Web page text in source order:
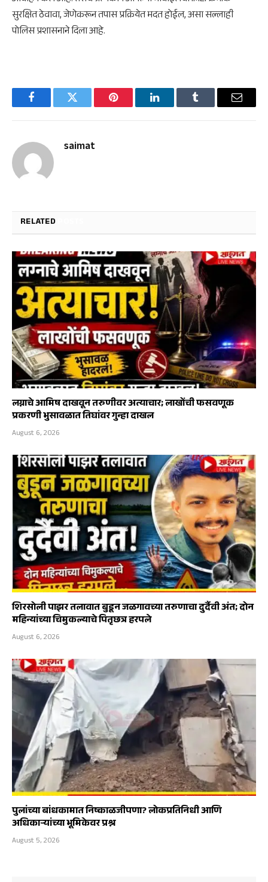
सुरक्षित ठेवावा, जेणेकरून तपास प्रक्रियेत मदत होईल, असा सल्लाही
पोलिस प्रशासनाने दिला आहे.
FacebookTwitter Pinterest LinkedInTumblr Email
saimat
RELATED
लग्नाचे आमिष दाखवून तरुणीवर अत्याचार; लाखोंची फसवणूक
प्रकरणी भुसावळात तिघांवर गुन्हा दाखल
August 6, 2026
शिरसोली पाझर तलावात बुडून जळगावच्या तरुणाचा दुर्दैवी अंत; दोन
महिन्यांच्या चिमुकल्याचे पितृछत्र हरपले
August 6, 2026
पुलांच्या बांधकामात निष्काळजीपणा? लोकप्रतिनिधी आणि
अधिकाऱ्यांच्या भूमिकेवर प्रश्न
August 5, 2026